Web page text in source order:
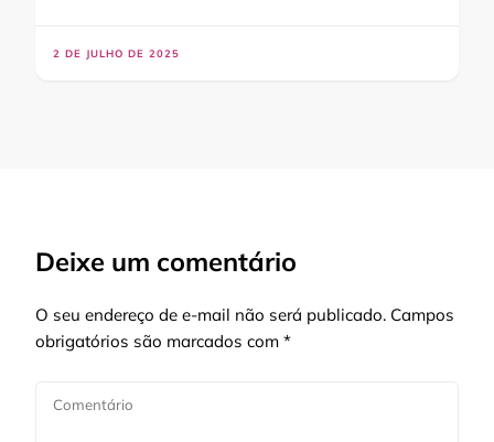
2 DE JULHO DE 2025
Deixe um comentário
O seu endereço de e-mail não será publicado. Campos
obrigatórios são marcados com *